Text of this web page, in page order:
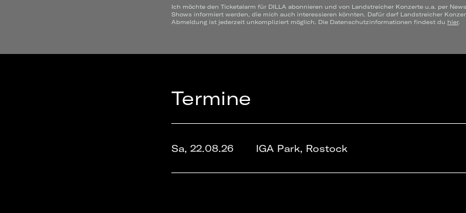
Ich möchte den Ticketalarm für DILLA abonnieren und von Landstreicher Konzerte u.a. per
Shows informiert werden, die mich auch interessieren könnten. Dafür darf Landstreicher
Abmeldung ist jederzeit unkompliziert möglich. Die Datenschutzinformationen findest du hier.
Termine
Sa, 22.08.26 IGA Park, Rostock